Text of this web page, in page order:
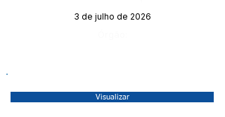
3 de julho de 2026
Visualizar